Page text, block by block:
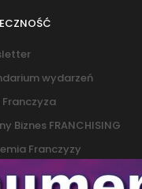
wydarzeń
Franczyza
Biznes FRANCHISING
Franczyzy